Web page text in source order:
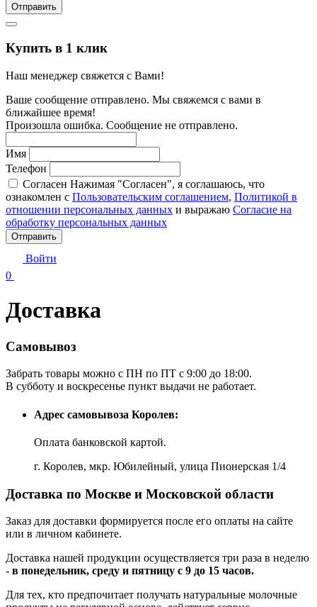
Отправить
Купить в 1 клик
Наш менеджер свяжется с Вами!
Ваше сообщение отправлено. Мы свяжемся с вами в
ближайшее время!
Произошла ошибка. Сообщение не отправлено.
Имя
Телефон
Согласен Нажимая "Согласен", я соглашаюсь, что
ознакомлен с Пользовательским соглашением, Политикой в
отношении персональных данных и выражаю Согласие на
обработку персональных данных
Отправить
Войти
0
Доставка
Самовывоз
Забрать товары можно с ПН по ПТ c 9:00 до 18:00.
В субботу и воскресенье пункт выдачи не работает.
Адрес самовывоза Королев:
Оплата банковской картой.
г. Королев, мкр. Юбилейный, улица Пионерская 1/4
Доставка по Москве и Московской области
Заказ для доставки формируется после его оплаты на сайте
или в личном кабинете.
Доставка нашей продукции осуществляется три раза в неделю
- в понедельник, среду и пятницу с 9 до 15 часов.
Для тех, кто предпочитает получать натуральные молочные